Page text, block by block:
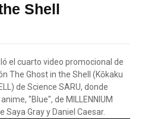
Shell
el cuarto video promocional de
The Ghost in the Shell (Kōkaku
de Science SARU, donde
"Blue", de MILLENNIUM
Saya Gray y Daniel Caesar.